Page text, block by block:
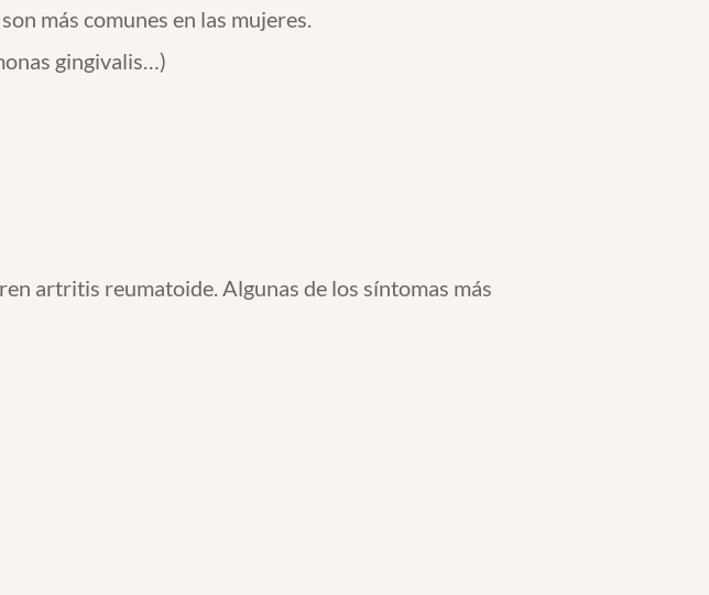
más comunes en las mujeres.
gingivalis…)
artritis reumatoide. Algunas de los síntomas más